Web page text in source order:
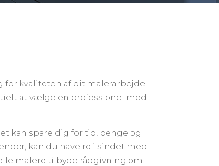
kvaliteten af dit malerarbejde.
at vælge en professionel med
kan spare dig for tid, penge og
kan du have ro i sindet med
malere tilbyde rådgivning om